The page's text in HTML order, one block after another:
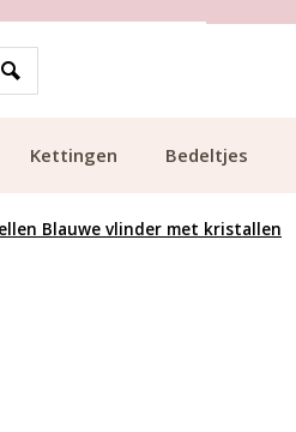
Kettingen Bedeltjes
Blauwe vlinder met kristallen